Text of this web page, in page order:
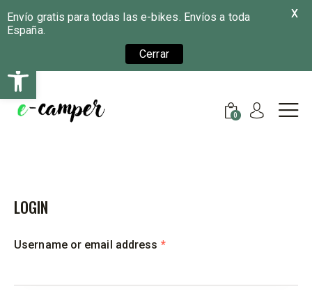
Abrir barra de herramientas
0
LOGIN
Username or email address *
Envío gratis para todas las e-bikes. Envíos a toda
España.
Cerrar
X